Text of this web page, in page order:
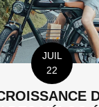
JUIL
22